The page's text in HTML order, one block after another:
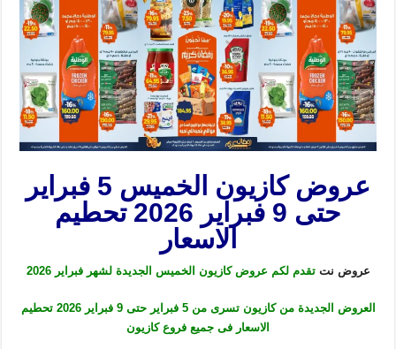
عروض كازيون الخميس 5 فبراير
حتى 9 فبراير 2026 تحطيم
الاسعار
عروض نت تقدم لكم عروض كازيون الخميس الجديدة لشهر فبراير 2026
العروض الجديدة من كازيون تسرى من 5 فبراير حتى 9 فبراير 2026 تحطيم
الاسعار فى جميع فروع كازيون